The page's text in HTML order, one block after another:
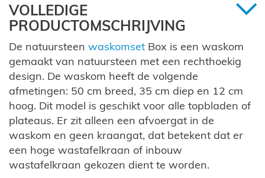
VOLLEDIGE
PRODUCTOMSCHRIJVING
De natuursteen waskomset Box is een waskom
gemaakt van natuursteen met een rechthoekig
design. De waskom heeft de volgende
afmetingen: 50 cm breed, 35 cm diep en 12 cm
hoog. Dit model is geschikt voor alle topbladen of
plateaus. Er zit alleen een afvoergat in de
waskom en geen kraangat, dat betekent dat er
een hoge wastafelkraan of inbouw
wastafelkraan gekozen dient te worden.